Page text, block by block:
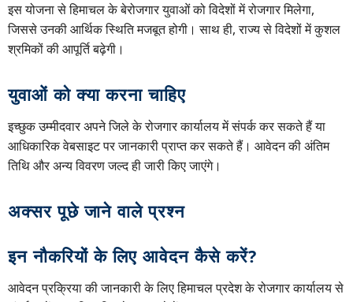
इस योजना से हिमाचल के बेरोजगार युवाओं को विदेशों में रोजगार मिलेगा,
जिससे उनकी आर्थिक स्थिति मजबूत होगी। साथ ही, राज्य से विदेशों में कुशल
श्रमिकों की आपूर्ति बढ़ेगी।
युवाओं को क्या करना चाहिए
इच्छुक उम्मीदवार अपने जिले के रोजगार कार्यालय में संपर्क कर सकते हैं या
आधिकारिक वेबसाइट पर जानकारी प्राप्त कर सकते हैं। आवेदन की अंतिम
तिथि और अन्य विवरण जल्द ही जारी किए जाएंगे।
अक्सर पूछे जाने वाले प्रश्न
इन नौकरियों के लिए आवेदन कैसे करें?
आवेदन प्रक्रिया की जानकारी के लिए हिमाचल प्रदेश के रोजगार कार्यालय से